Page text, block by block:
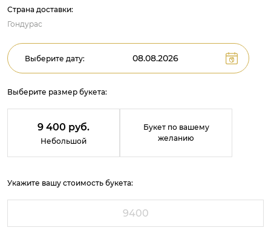
Страна доставки:
Гондурас
Выберите дату:
Выберите размер букета:
9 400 руб.
Небольшой
Букет по вашему
желанию
Укажите вашу стоимость букета: